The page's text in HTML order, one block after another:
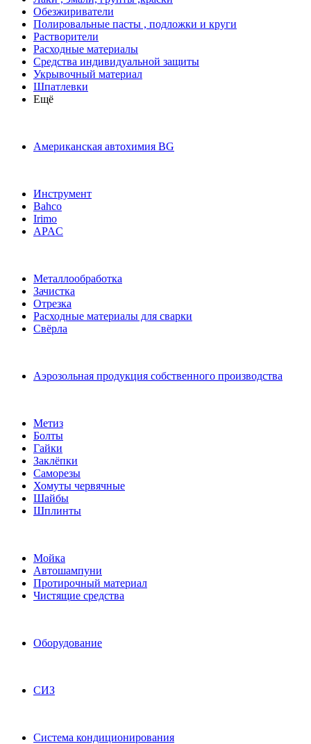
Обезжириватели
Полировальные пасты , подложки и круги
Растворители
Расходные материалы
Средства индивидуальной защиты
Укрывочный материал
Шпатлевки
Ещё
Американская автохимия BG
Инструмент
Bahco
Irimo
APAC
Металлообработка
Зачистка
Отрезка
Расходные материалы для сварки
Свёрла
Аэрозольная продукция собственного производства
Метиз
Болты
Гайки
Заклёпки
Саморезы
Хомуты червячные
Шайбы
Шплинты
Мойка
Автошампуни
Протирочный материал
Чистящие средства
Оборудование
СИЗ
Система кондиционирования